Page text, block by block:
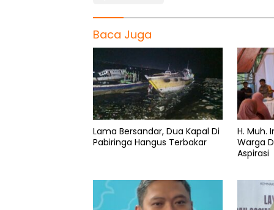
Baca Juga
Lama Bersandar, Dua Kapal Di
Pabiringa Hangus Terbakar
H. Muh.
Warga
Aspirasi